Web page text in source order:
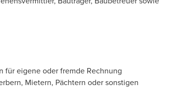
für eigene oder fremde Rechnung
Mietern, Pächtern oder sonstigen